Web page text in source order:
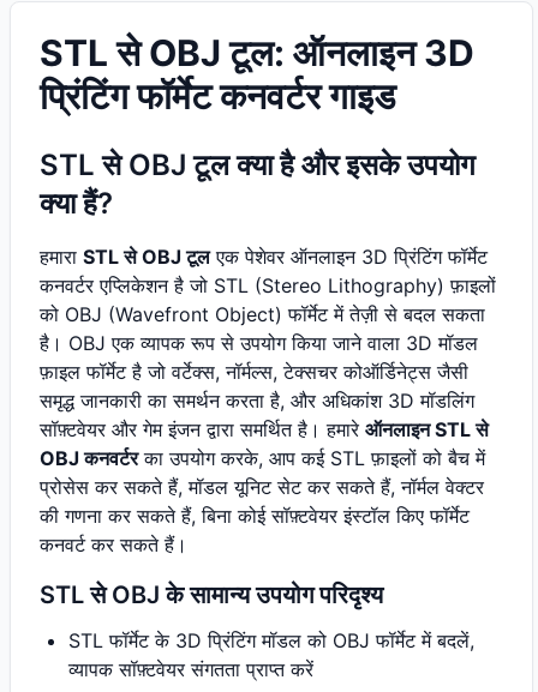
STL से OBJ टूल: ऑनलाइन 3D
प्रिंटिंग फॉर्मेट कनवर्टर गाइड
STL से OBJ टूल क्या है और इसके उपयोग
क्या हैं?
हमारा STL से OBJ टूलएक पेशेवर ऑनलाइन 3D प्रिंटिंग फॉर्मेट
कनवर्टर एप्लिकेशन है जो STL (Stereo Lithography) फ़ाइलों
को OBJ (Wavefront Object) फॉर्मेट में तेज़ी से बदल सकता
है। OBJ एक व्यापक रूप से उपयोग किया जाने वाला 3D मॉडल
फ़ाइल फॉर्मेट है जो वर्टेक्स, नॉर्मल्स, टेक्सचर कोऑर्डिनेट्स जैसी
समृद्ध जानकारी का समर्थन करता है, और अधिकांश 3D मॉडलिंग
सॉफ़्टवेयर और गेम इंजन द्वारा समर्थित है। हमारे ऑनलाइन STL से
OBJ कनवर्टरका उपयोग करके, आप कई STL फ़ाइलों को बैच में
प्रोसेस कर सकते हैं, मॉडल यूनिट सेट कर सकते हैं, नॉर्मल वेक्टर
की गणना कर सकते हैं, बिना कोई सॉफ़्टवेयर इंस्टॉल किए फॉर्मेट
कनवर्ट कर सकते हैं।
STL से OBJ के सामान्य उपयोग परिदृश्य
STL फॉर्मेट के 3D प्रिंटिंग मॉडल को OBJ फॉर्मेट में बदलें,
व्यापक सॉफ़्टवेयर संगतता प्राप्त करें